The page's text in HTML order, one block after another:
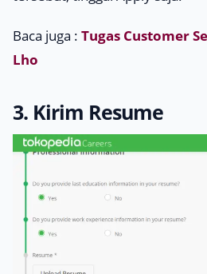
Baca juga : Tugas Customer
Lho
3. Kirim Resume